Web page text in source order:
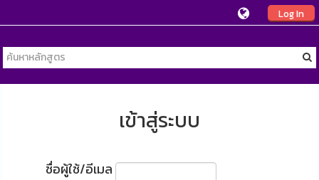
Log In
เข้าสู่ระบบ
ชื่อผู้ใช้/อีเมล